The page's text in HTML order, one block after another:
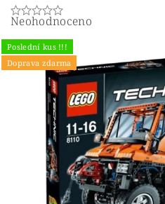
Neohodnoceno
Poslední kus !!!
Doprava zdarma